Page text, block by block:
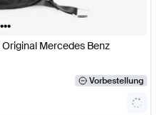
•••
Mercedes Benz
Vorbestellung